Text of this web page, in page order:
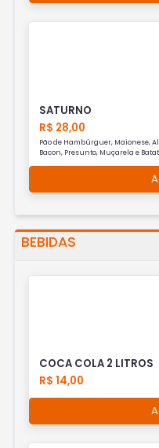
SATURNO
R$ 28,00
Pão de Hambúrguer, Maionese,
Bacon, Presunto, Muçarela e
BEBIDAS
COCA COLA 2 LITROS
R$ 14,00